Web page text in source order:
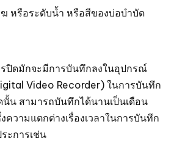
ฆ หรือระดับน้ำ หรือสีของบ่อบำบัด
ดมักจะมีการบันทึกลงในอุปกรณ์
Video Recorder) ในการบันทึก
น สามารถบันทึกได้นานเป็นเดือน
ความแตกต่างเรื่องเวลาในการบันทึก
ะการเช่น